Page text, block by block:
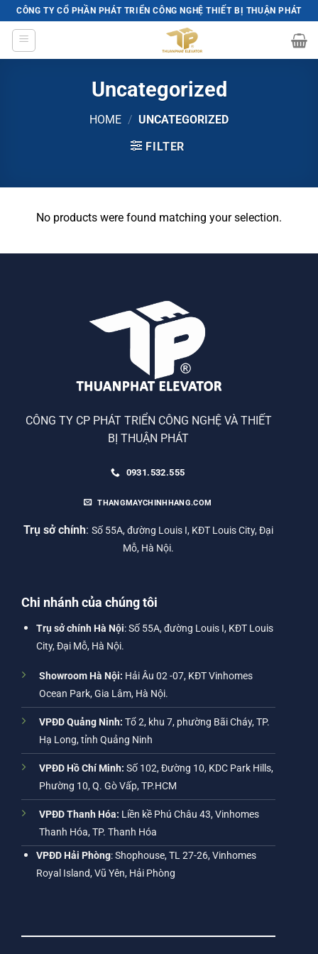
Skip
to
content
CÔNG TY CỔ PHẦN PHÁT TRIỂN CÔNG NGHỆ THIẾT BỊ THUẬN PHÁT
Uncategorized
HOME / UNCATEGORIZED
FILTER
No products were found matching your selection.
CÔNG TY CP PHÁT TRIỂN CÔNG NGHỆ VÀ THIẾT
BỊ THUẬN PHÁT
0931.532.555
THANGMAYCHINHHANG.COM
Trụ sở chính: Số 55A, đường Louis I, KĐT Louis City, Đại
Mỗ, Hà Nội.
Chi nhánh của chúng tôi
Trụ sở chính Hà Nội: Số 55A, đường Louis I, KĐT Louis
City, Đại Mỗ, Hà Nội.
Showroom Hà Nội: Hải Âu 02 -07, KĐT Vinhomes
Ocean Park, Gia Lâm, Hà Nội.
VPĐD Quảng Ninh: Tổ 2, khu 7, phường Bãi Cháy, TP.
Hạ Long, tỉnh Quảng Ninh
VPĐD Hồ Chí Minh: Số 102, Đường 10, KDC Park Hills,
Phường 10, Q. Gò Vấp, TP.HCM
VPĐD Thanh Hóa: Liền kề Phú Châu 43, Vinhomes
Thanh Hóa, TP. Thanh Hóa
VPĐD Hải Phòng: Shophouse, TL 27-26, Vinhomes
Royal Island, Vũ Yên, Hải Phòng